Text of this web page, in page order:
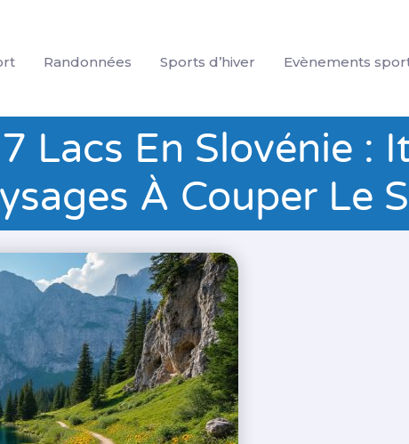
Randonnées Sports d’hiver Evènements
Lacs En Slovénie :
À Couper Le